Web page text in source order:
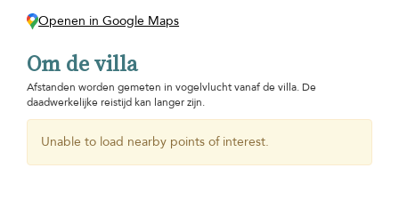
Openen in Google Maps
Om de villa
Afstanden worden gemeten in vogelvlucht vanaf de villa. De
daadwerkelijke reistijd kan langer zijn.
Unable to load nearby points of interest.